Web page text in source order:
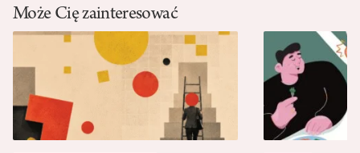
Może Cię zainteresować